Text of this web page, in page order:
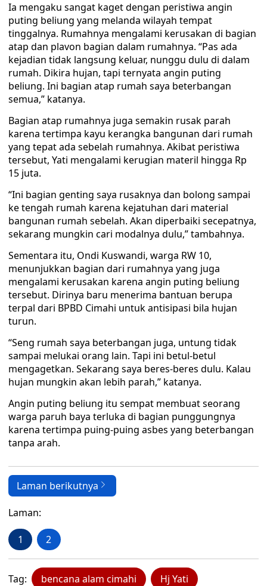
Ia mengaku sangat kaget dengan peristiwa angin
puting beliung yang melanda wilayah tempat
tinggalnya. Rumahnya mengalami kerusakan di bagian
atap dan plavon bagian dalam rumahnya. “Pas ada
kejadian tidak langsung keluar, nunggu dulu di dalam
rumah. Dikira hujan, tapi ternyata angin puting
beliung. Ini bagian atap rumah saya beterbangan
semua,” katanya.
Bagian atap rumahnya juga semakin rusak parah
karena tertimpa kayu kerangka bangunan dari rumah
yang tepat ada sebelah rumahnya. Akibat peristiwa
tersebut, Yati mengalami kerugian materil hingga Rp
15 juta.
“Ini bagian genting saya rusaknya dan bolong sampai
ke tengah rumah karena kejatuhan dari material
bangunan rumah sebelah. Akan diperbaiki secepatnya,
sekarang mungkin cari modalnya dulu,” tambahnya.
Sementara itu, Ondi Kuswandi, warga RW 10,
menunjukkan bagian dari rumahnya yang juga
mengalami kerusakan karena angin puting beliung
tersebut. Dirinya baru menerima bantuan berupa
terpal dari BPBD Cimahi untuk antisipasi bila hujan
turun.
“Seng rumah saya beterbangan juga, untung tidak
sampai melukai orang lain. Tapi ini betul-betul
mengagetkan. Sekarang saya beres-beres dulu. Kalau
hujan mungkin akan lebih parah,” katanya.
Angin puting beliung itu sempat membuat seorang
warga paruh baya terluka di bagian punggungnya
karena tertimpa puing-puing asbes yang beterbangan
tanpa arah.
Laman berikutnya
Laman:
1 2
Tag: bencana alam cimahi Hj Yati